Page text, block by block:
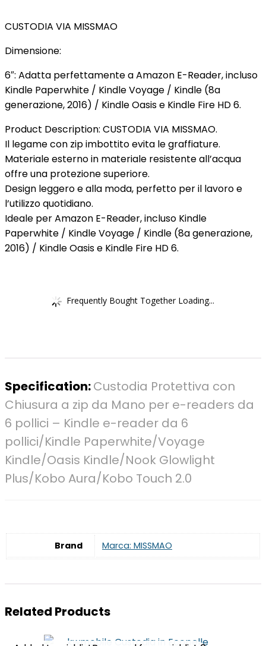
CUSTODIA VIA MISSMAO
Dimensione:
6″: Adatta perfettamente a Amazon E-Reader, incluso
Kindle Paperwhite / Kindle Voyage / Kindle (8a
generazione, 2016) / Kindle Oasis e Kindle Fire HD 6.
Product Description: CUSTODIA VIA MISSMAO.
Il legame con zip imbottito evita le graffiature.
Materiale esterno in materiale resistente all’acqua
offre una protezione superiore.
Design leggero e alla moda, perfetto per il lavoro e
l’utilizzo quotidiano.
Ideale per Amazon E-Reader, incluso Kindle
Paperwhite / Kindle Voyage / Kindle (8a generazione,
2016) / Kindle Oasis e Kindle Fire HD 6.
Frequently Bought Together Loading...
Specification:Custodia Protettiva con
Chiusura a zip da Mano per e-readers da
6 pollici – Kindle e-reader da 6
pollici/Kindle Paperwhite/Voyage
Kindle/Oasis Kindle/Nook Glowlight
Plus/Kobo Aura/Kobo Touch 2.0
Brand Marca: MISSMAO
Related Products